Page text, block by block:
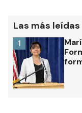
Las más leídas
1